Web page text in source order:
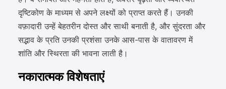
दृष्टिकोण के माध्यम से अपने लक्ष्यों को प्राप्त करते हैं। उनकी
वफ़ादारी उन्हें बेहतरीन दोस्त और साथी बनाती है, और सुंदरता और
सद्भाव के प्रति उनकी प्रशंसा उनके आस-पास के वातावरण में
शांति और स्थिरता की भावना लाती है।
नकारात्मक विशेषताएं